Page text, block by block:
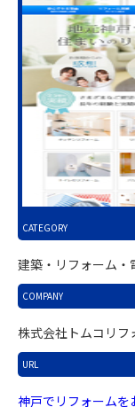
CATEGORY
建築・リフォーム・
COMPANY
株式会社トムコリフ
URL
神戸でリフォーム